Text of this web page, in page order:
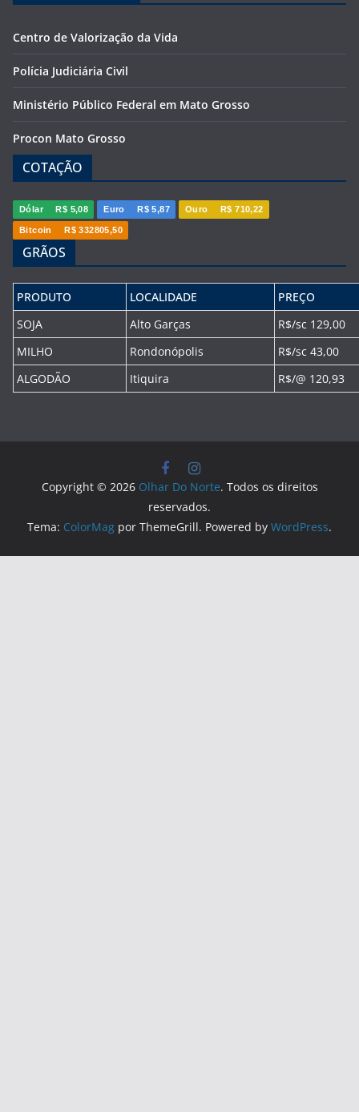
Centro de Valorização da Vida
Polícia Judiciária Civil
Ministério Público Federal em Mato Grosso
Procon Mato Grosso
COTAÇÃO
Dólar R$ 5,08 Euro R$ 5,87 Ouro R$ 710,22
Bitcoin R$ 332805,50
GRÃOS
PRODUTO LOCALIDADE
PREÇO
SOJA
Alto Garças
R$/sc 129,00
MILHO
Rondonópolis
R$/sc 43,00
ALGODÃO
Itiquira R$/@ 120,93
Copyright © 2026 Olhar Do Norte. Todos os direitos
reservados.
Tema: ColorMag por ThemeGrill. Powered by WordPress.